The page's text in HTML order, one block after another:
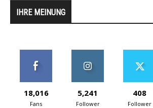
IHRE MEINUNG
18,016
Fans
5,241
Follower
408
Follower